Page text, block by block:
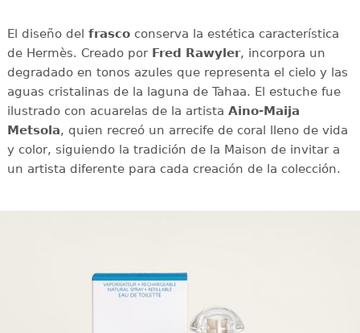
El diseño del frascoconserva la estética característica
de Hermès. Creado por Fred Rawyler, incorpora un
degradado en tonos azules que representa el cielo y las
aguas cristalinas de la laguna de Tahaa. El estuche fue
ilustrado con acuarelas de la artista Aino-Maija
Metsola, quien recreó un arrecife de coral lleno de vida
y color, siguiendo la tradición de la Maison de invitar a
un artista diferente para cada creación de la colección.